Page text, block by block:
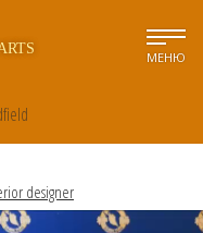
МЕНЮ
designer